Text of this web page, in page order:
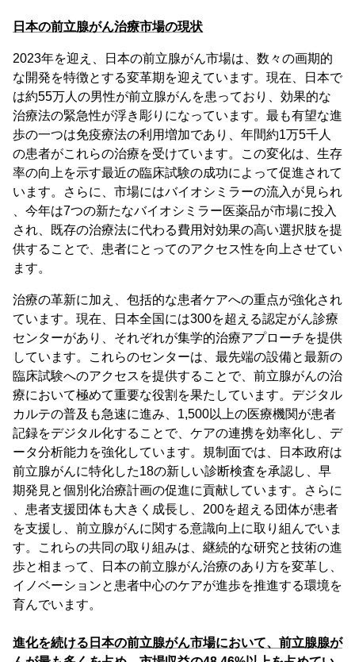
日本の前立腺がん治療市場の現状
2023年を迎え、日本の前立腺がん市場は、数々の画期的
な開発を特徴とする変革期を迎えています。現在、日本で
は約55万人の男性が前立腺がんを患っており、効果的な
治療法の緊急性が浮き彫りになっています。最も有望な進
歩の一つは免疫療法の利用増加であり、年間約1万5千人
の患者がこれらの治療を受けています。この変化は、生存
率の向上を示す最近の臨床試験の成功によって促進されて
います。さらに、市場にはバイオシミラーの流入が見られ
、今年は7つの新たなバイオシミラー医薬品が市場に投入
され、既存の治療法に代わる費用対効果の高い選択肢を提
供することで、患者にとってのアクセス性を向上させてい
ます。
治療の革新に加え、包括的な患者ケアへの重点が強化され
ています。現在、日本全国には300を超える認定がん診療
センターがあり、それぞれが集学的治療アプローチを提供
しています。これらのセンターは、最先端の設備と最新の
臨床試験へのアクセスを提供することで、前立腺がんの治
療において極めて重要な役割を果たしています。デジタル
カルテの普及も急速に進み、1,500以上の医療機関が患者
記録をデジタル化することで、ケアの連携を効率化し、デ
ータ分析能力を強化しています。規制面では、日本政府は
前立腺がんに特化した18の新しい診断検査を承認し、早
期発見と個別化治療計画の促進に貢献しています。さらに
、患者支援団体も大きく成長し、200を超える団体が患者
を支援し、前立腺がんに関する意識向上に取り組んでいま
す。これらの共同の取り組みは、継続的な研究と技術の進
歩と相まって、日本の前立腺がん治療のあり方を変革し、
イノベーションと患者中心のケアが進歩を推進する環境を
育んでいます。
進化を続ける日本の前立腺がん市場において、前立腺腺が